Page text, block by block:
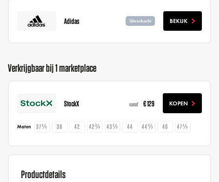
Adidas Uitverkocht BEKIJK
Verkrijgbaar bij 1 marketplace
StockX vanaf € 129 KOPEN
Maten 37⅓ 38 42 42⅔ 43⅓ 44 44⅔ 46 47⅓
Productdetails